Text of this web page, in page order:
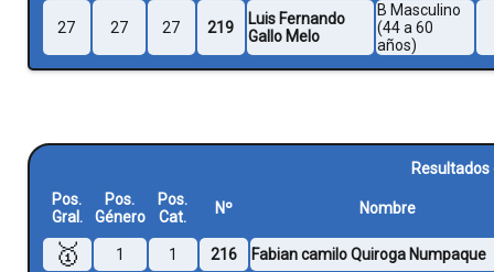
27 27 27 219
Luis Fernando
Gallo Melo
B Masculino
(44 a 60
años)
Resultados
Pos.
Gral.
Pos.
Género
Pos.
Cat.
Nº Nombre
🥇 1 1 216 Fabian camilo Quiroga Numpaque